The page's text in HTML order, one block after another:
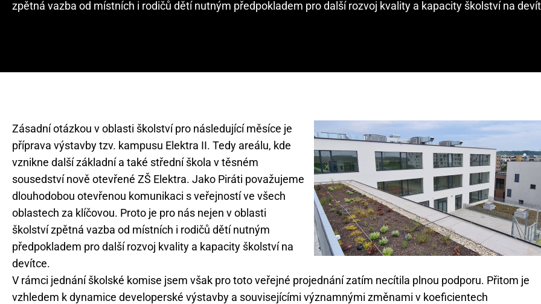
zpětná vazba od místních i rodičů dětí nutným předpokladem pro další rozvoj kvality a kapacity školství na
Zásadní otázkou v oblasti školství pro následující měsíce je
příprava výstavby tzv. kampusu Elektra II. Tedy areálu, kde
vznikne další základní a také střední škola v těsném
sousedství nově otevřené ZŠ Elektra. Jako Piráti považujeme
dlouhodobou otevřenou komunikaci s veřejností ve všech
oblastech za klíčovou. Proto je pro nás nejen v oblasti
školství zpětná vazba od místních i rodičů dětí nutným
předpokladem pro další rozvoj kvality a kapacity školství na
devítce.
V rámci jednání školské komise jsem však pro toto veřejné projednání zatím necítila plnou podporu. Přitom je
vzhledem k dynamice developerské výstavby a souvisejícími významnými změnami v koeficientech